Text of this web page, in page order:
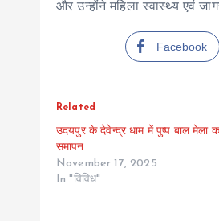
और उन्होंने महिला स्वास्थ्य एवं
Facebook
Related
उदयपुर के देवेन्द्र धाम में पुष्प बाल मेला
समापन
November 17, 2025
In "विविध"